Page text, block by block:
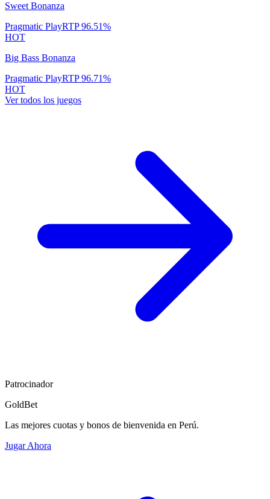
Sweet Bonanza
Pragmatic PlayRTP96.51%
HOT
Big Bass Bonanza
Pragmatic PlayRTP96.71%
HOT
Ver todos los juegos
Patrocinador
GoldBet
Las mejores cuotas y bonos de bienvenida en Perú.
Jugar Ahora